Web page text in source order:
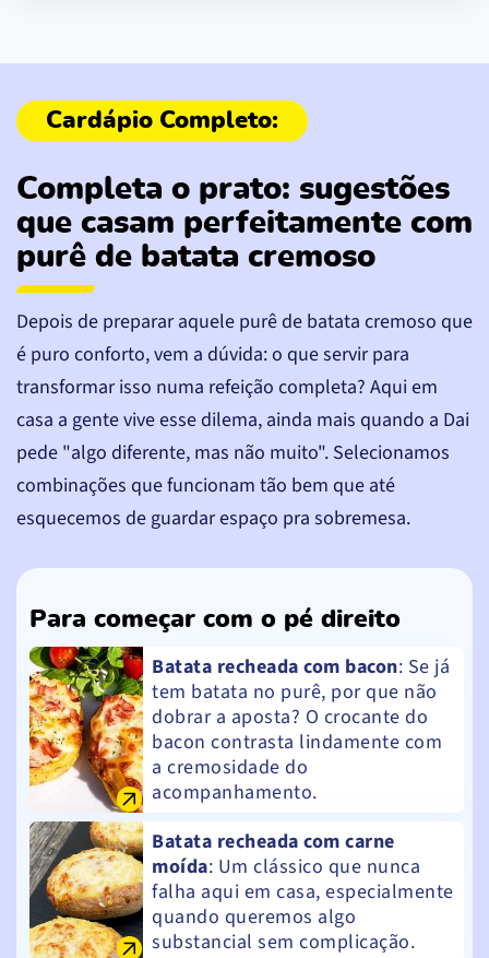
Completa o prato: sugestões
que casam perfeitamente com
purê de batata cremoso
Depois de preparar aquele purê de batata cremoso que
é puro conforto, vem a dúvida: o que servir para
transformar isso numa refeição completa? Aqui em
casa a gente vive esse dilema, ainda mais quando a Dai
pede "algo diferente, mas não muito". Selecionamos
combinações que funcionam tão bem que até
esquecemos de guardar espaço pra sobremesa.
Para começar com o pé direito
Batata recheada com bacon: Se já
tem batata no purê, por que não
dobrar a aposta? O crocante do
bacon contrasta lindamente com
a cremosidade do
acompanhamento.
Batata recheada com carne
moída: Um clássico que nunca
falha aqui em casa, especialmente
quando queremos algo
substancial sem complicação.